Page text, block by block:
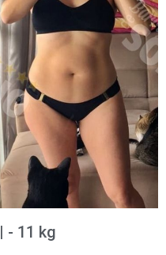
| - 11 kg